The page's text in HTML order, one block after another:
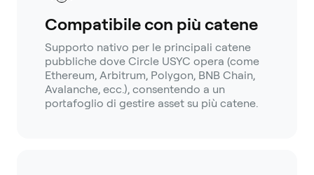
Compatibile con più catene
Supporto nativo per le principali catene
pubbliche dove Circle USYC opera (come
Ethereum, Arbitrum, Polygon, BNB Chain,
Avalanche, ecc.), consentendo a un
portafoglio di gestire asset su più catene.